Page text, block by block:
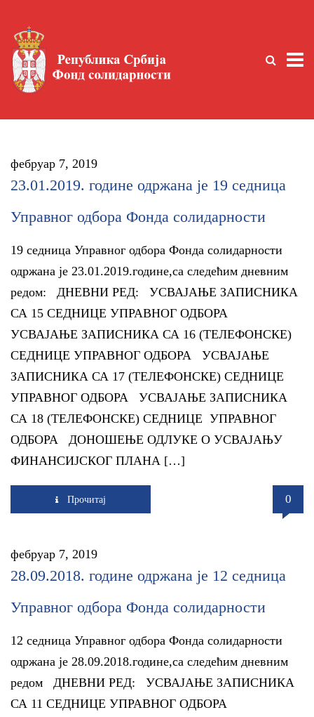
фебруар 7, 2019
23.01.2019. године одржана је 19 седница
Управног одбора Фонда солидарности
19 седница Управног одбора Фонда солидарности
одржана је 23.01.2019.године,са следећим дневним
редом: ДНЕВНИ РЕД: УСВАЈАЊЕ ЗАПИСНИКА
СА 15 СЕДНИЦЕ УПРАВНОГ ОДБОРА
УСВАЈАЊЕ ЗАПИСНИКА СА 16 (ТЕЛЕФОНСКЕ)
СЕДНИЦЕ УПРАВНОГ ОДБОРА УСВАЈАЊЕ
ЗАПИСНИКА СА 17 (ТЕЛЕФОНСКЕ) СЕДНИЦЕ
УПРАВНОГ ОДБОРА УСВАЈАЊЕ ЗАПИСНИКА
СА 18 (ТЕЛЕФОНСКЕ) СЕДНИЦЕ УПРАВНОГ
ОДБОРА ДОНОШЕЊЕ ОДЛУКЕ О УСВАЈАЊУ
ФИНАНСИЈСКОГ ПЛАНА […]
Прочитај 0
фебруар 7, 2019
28.09.2018. године одржана је 12 седница
Управног одбора Фонда солидарности
12 седница Управног одбора Фонда солидарности
одржана је 28.09.2018.године,са следећим дневним
редом ДНЕВНИ РЕД: УСВАЈАЊЕ ЗАПИСНИКА
СА 11 СЕДНИЦЕ УПРАВНОГ ОДБОРА